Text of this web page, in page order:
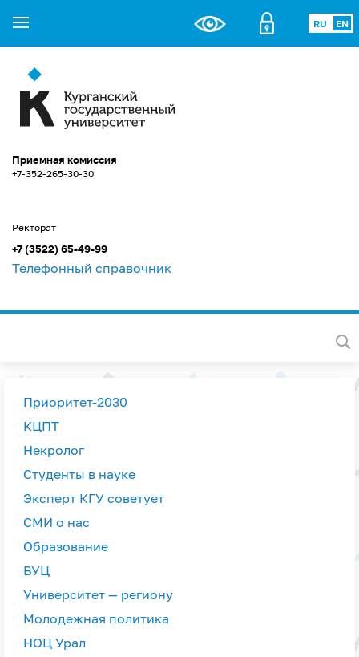
RU EN
Приемная комиссия
+7-352-265-30-30
Ректорат
+7 (3522) 65-49-99
Телефонный справочник
Приоритет-2030
КЦПТ
Некролог
Студенты в науке
Эксперт КГУ советует
СМИ о нас
Образование
ВУЦ
Университет — региону
Молодежная политика
НОЦ Урал